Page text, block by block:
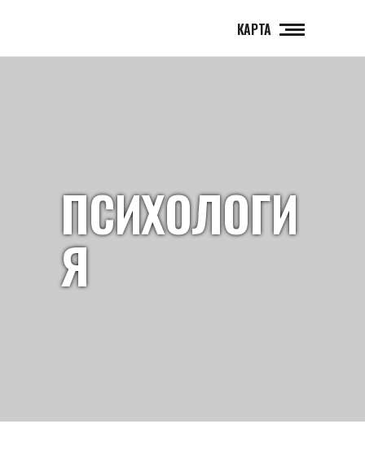
КАРТА
ПСИХОЛОГИ
Я